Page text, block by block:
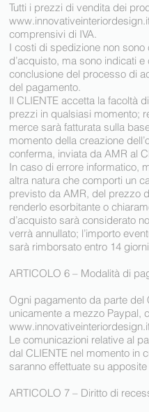
Tutti i prezzi di vendita dei
comprensivi di IVA.
I costi di spedizione non
d’acquisto, ma sono indicati
conclusione del processo di
del pagamento.
Il CLIENTE accetta la facoltà
prezzi in qualsiasi momento;
merce sarà fatturata sulla
momento della creazione
conferma, inviata da AMR al
In caso di errore informatico,
altra natura che comporti un
previsto da AMR, del prezzo
renderlo esorbitante o
d’acquisto sarà considerato
verrà annullato; l’importo
sarà rimborsato entro 14
ARTICOLO 6 – Modalità di
Ogni pagamento da parte del
unicamente a mezzo Paypal,
Le comunicazioni relative al
dal CLIENTE nel momento in
saranno effettuate su
ARTICOLO 7 – Diritto di